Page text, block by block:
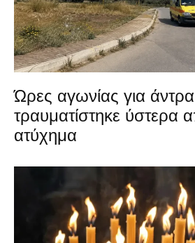
Ώρες αγωνίας για
τραυματίστηκε ύστερα
ατύχημα